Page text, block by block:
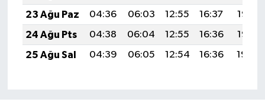
23 Ağu Paz
04:36 06:03 12:55 16:37
19:37
24 Ağu Pts
04:38 06:04 12:55 16:36
19:35
25 Ağu Sal
04:39 06:05 12:54 16:36 19:34
HABERDE İNSAN